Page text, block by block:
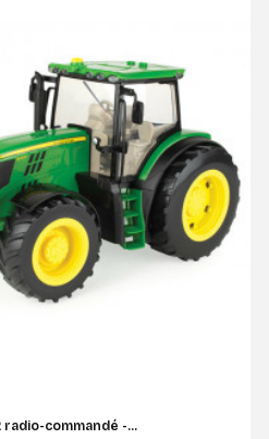
commandé -...